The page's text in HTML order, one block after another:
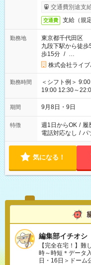
交通費別途支
交通費 支給（規
勤務地
東京都千代田区
九段下駅から徒歩
歩15分 / …
株式会社ライブ
勤務時間
＜シフト例＞
19:00 12:30～22:00 上記の時間から好きな時間を選べま
時間は変更とな
期間 9月8日・9日
特徴 週1日からOK / 履
電話対応なし / パ
気になる！
編集部イチオシ
【完全在宅！】難
時～時短＊データ
日・16日＞ドーム